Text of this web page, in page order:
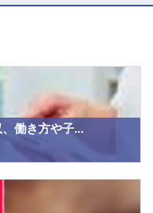
働き方や子...